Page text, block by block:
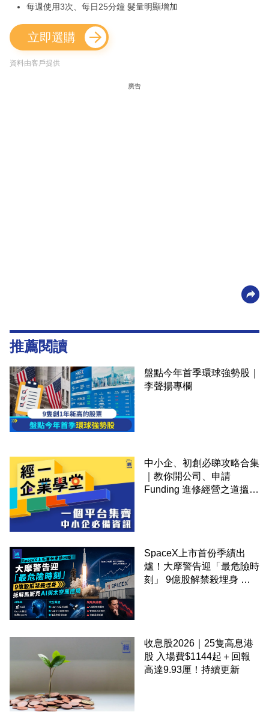
每週使用3次、每日25分鐘 髮量明顯增加
立即選購
資料由客戶提供
廣告
推薦閱讀
盤點今年首季環球強勢股｜
李聲揚專欄
中小企、初創必睇攻略合集
｜教你開公司、申請
Funding 進修經營之道搵大
SpaceX上市首份季績出
爐！大摩警告迎「最危險時
刻」 9億股解禁殺埋身 拆
收息股2026｜25隻高息港
股 入場費$1144起＋回報
高達9.93厘！持續更新